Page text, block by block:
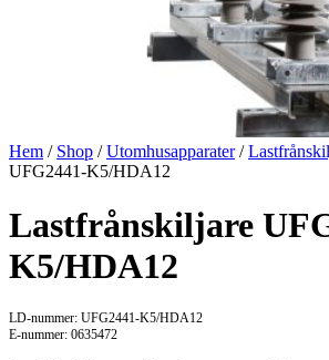
Hem / Shop /Utomhusapparater/
UFG2441-K5/HDA12
Lastfrånskiljare
K5/HDA12
LD-nummer: UFG2441-K5/HDA12
E-nummer: 0635472